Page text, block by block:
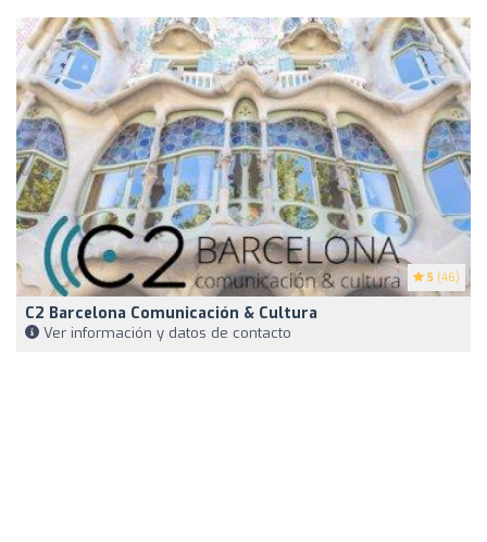
5 (46)
C2 Barcelona Comunicación & Cultura
Ver información y datos de contacto